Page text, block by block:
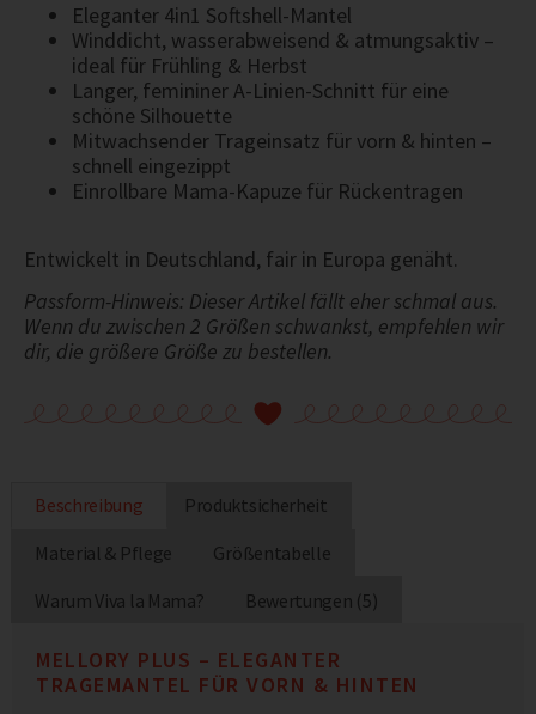
Eleganter 4in1 Softshell-Mantel
Winddicht, wasserabweisend & atmungsaktiv –
ideal für Frühling & Herbst
Langer, femininer A-Linien-Schnitt für eine
schöne Silhouette
Mitwachsender Trageinsatz für vorn & hinten –
schnell eingezippt
Einrollbare Mama-Kapuze für Rückentragen
Entwickelt in Deutschland, fair in Europa genäht.
Passform-Hinweis: Dieser Artikel fällt eher schmal aus.
Wenn du zwischen 2 Größen schwankst, empfehlen wir
dir, die größere Größe zu bestellen.
Beschreibung
Produktsicherheit
Material & Pflege
Größentabelle
Warum Viva la Mama?
Bewertungen (5)
MELLORY PLUS – ELEGANTER
TRAGEMANTEL FÜR VORN & HINTEN